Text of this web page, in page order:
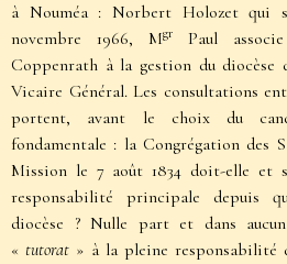
à Nouméa : Norbert Holozet qui
novembre 1966, MgrPaul
Coppenrath à la gestion du diocèse
Vicaire Général. Les consultations
portent, avant le choix du
fondamentale : la Congrégation des
Mission le 7 août 1834 doit-elle et
responsabilité principale depuis
diocèse ? Nulle part et dans
« tutorat » à la pleine responsabilité